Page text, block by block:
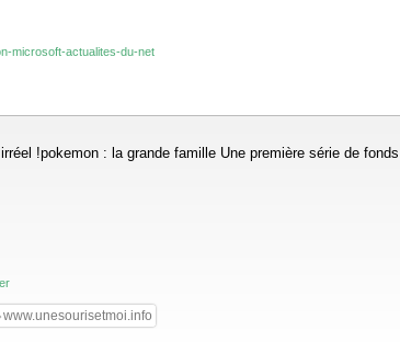
microsoft-actualites-du-net
!pokemon : la grande famille Une première série de
www.unesourisetmoi.info